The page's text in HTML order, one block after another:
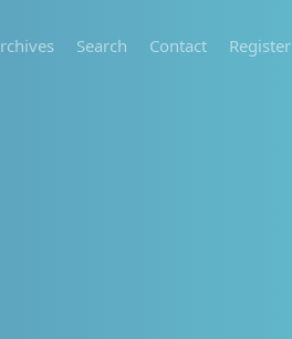
Search Contact Register